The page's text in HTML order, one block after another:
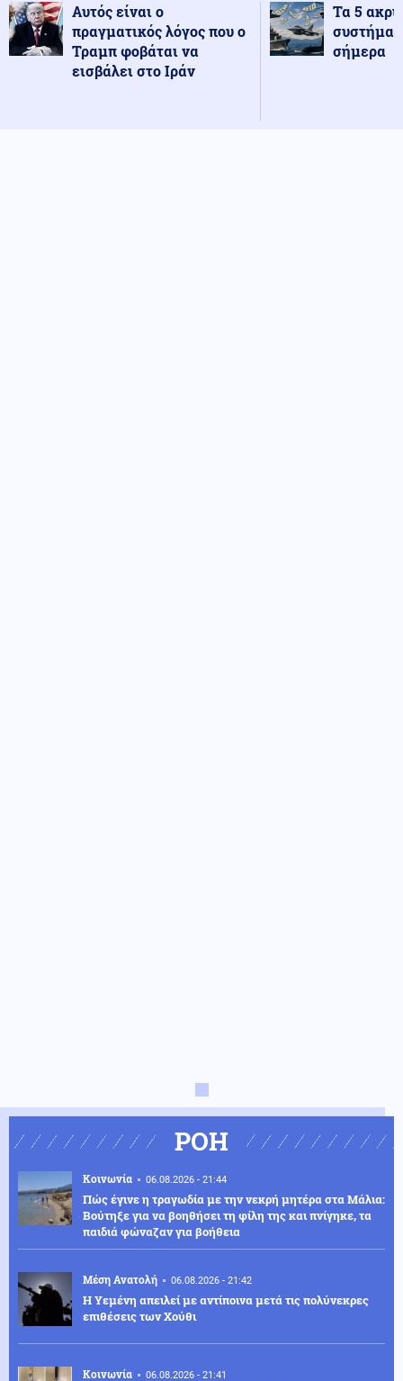
Αυτός είναι ο
πραγματικός λόγος που ο
Τραμπ φοβάται να
εισβάλει στο Ιράν
Τα 5
σήμερα
ΡΟΗ
Κοινωνία 06.08.2026 - 21:44
Πώς έγινε η τραγωδία με την νεκρή μητέρα στα Μάλια:
Βούτηξε για να βοηθήσει τη φίλη της και πνίγηκε, τα
παιδιά φώναζαν για βοήθεια
Μέση Ανατολή 06.08.2026 - 21:42
Η Υεμένη απειλεί με αντίποινα μετά τις πολύνεκρες
επιθέσεις των Χούθι
Κοινωνία 06.08.2026 - 21:41